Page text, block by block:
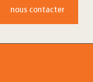
nous contacter